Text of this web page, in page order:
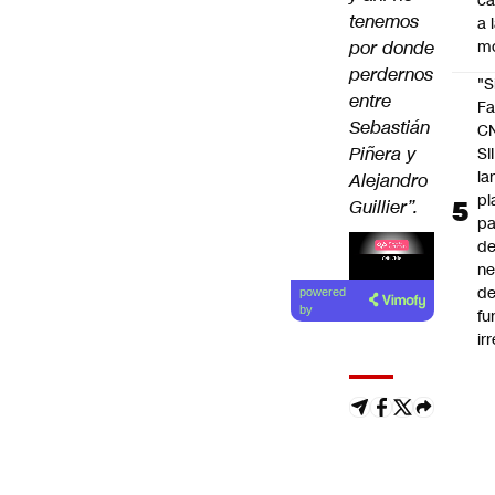
tenemos
por donde
perdernos
entre
Sebastián
Piñera y
Alejandro
Guillier”.
powered
by
a
SII
de